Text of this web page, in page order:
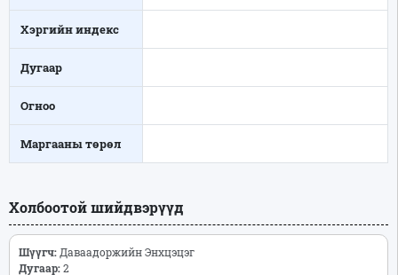
Хэргийн индекс
Дугаар
Огноо
Маргааны төрөл
Холбоотой шийдвэрүүд
Шүүгч: Даваадоржийн Энхцэцэг
Дугаар:2